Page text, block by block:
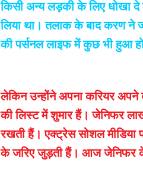
किसी अन्य लड़की के लिए धोखा
लिया था। तलाक के बाद करण ने
की पर्सनल लाइफ में कुछ भी हुआ
लेकिन उन्होंने अपना करियर अपने
की लिस्ट में शुमार हैं। जेनिफर
रखती हैं। एक्ट्रेस सोशल
के जरिए जुड़ती हैं। आज जेनिफर